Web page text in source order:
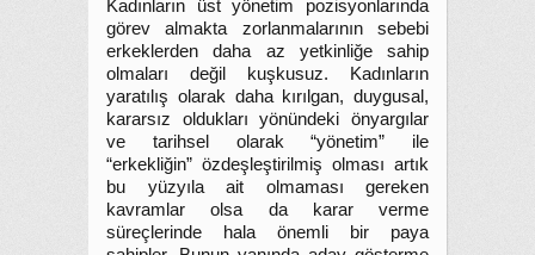
Kadınların üst yönetim pozisyonlarında
görev almakta zorlanmalarının sebebi
erkeklerden daha az yetkinliğe sahip
olmaları değil kuşkusuz. Kadınların
yaratılış olarak daha kırılgan, duygusal,
kararsız oldukları yönündeki önyargılar
ve tarihsel olarak “yönetim” ile
“erkekliğin” özdeşleştirilmiş olması artık
bu yüzyıla ait olmaması gereken
kavramlar olsa da karar verme
süreçlerinde hala önemli bir paya